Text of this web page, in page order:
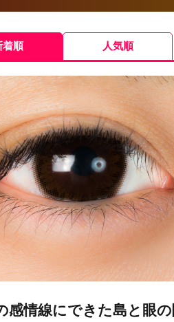
着順 人気順
感情線にできた島と眼